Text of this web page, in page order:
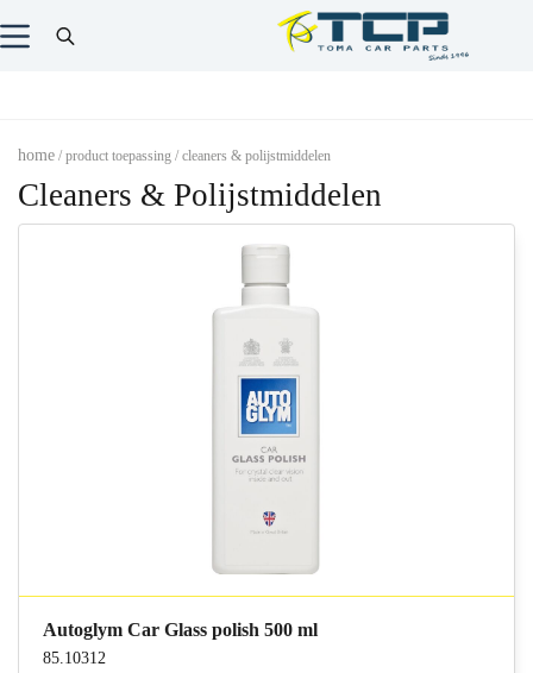
home / product toepassing / cleaners & polijstmiddelen
Cleaners & Polijstmiddelen
Autoglym Car Glass polish 500 ml
85.10312